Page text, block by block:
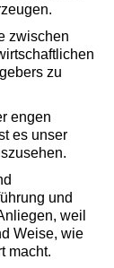
zwischen
zu
engen
es unser
und
weil
Weise, wie
macht.